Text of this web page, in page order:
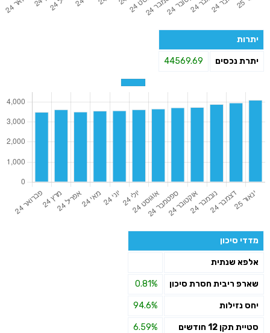
יתרות
יתרת נכסים 44569.69
מדדי סיכון
אלפא שנתית
שארפ ריבית חסרת סיכון 0.81%
יחס נזילות 94.6%
סטיית תקן 12 חודשים 6.59%